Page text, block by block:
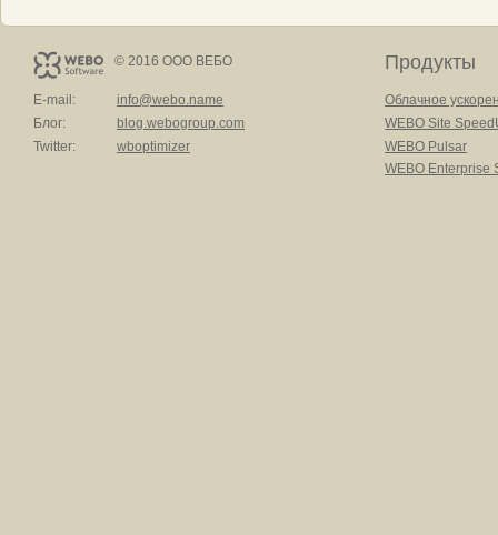
© 2016 ООО ВЕБО
E-mail:
info@webo.name
Блог:
blog.webogroup.com
Twitter:
wboptimizer
Продукты
Облачное
WEBO Site
WEBO Pulsar
WEBO Enterprise